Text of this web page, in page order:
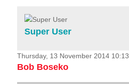
Services
Projects
News & Stories
Super User
Thursday, 13 November 2014 10:13
Bob Boseko